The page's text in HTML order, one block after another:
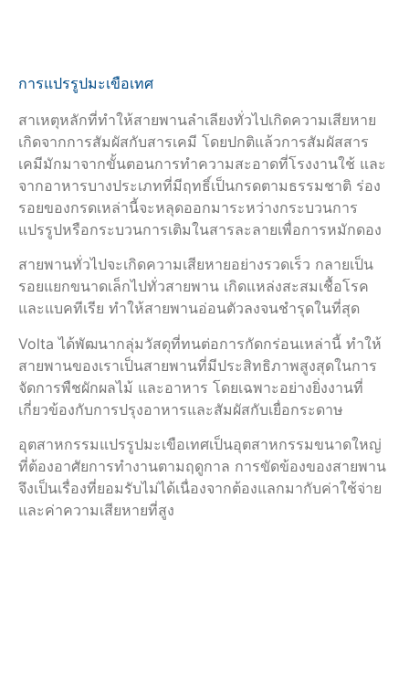
การแปรรูปมะเขือเทศ
สาเหตุหลักที่ทำให้สายพานลำเลียงทั่วไปเกิดความเสียหาย
เกิดจากการสัมผัสกับสารเคมี โดยปกติแล้วการสัมผัสสาร
เคมีมักมาจากขั้นตอนการทำความสะอาดที่โรงงานใช้ และ
จากอาหารบางประเภทที่มีฤทธิ์เป็นกรดตามธรรมชาติ ร่อง
รอยของกรดเหล่านี้จะหลุดออกมาระหว่างกระบวนการ
แปรรูปหรือกระบวนการเติมในสารละลายเพื่อการหมักดอง
สายพานทั่วไปจะเกิดความเสียหายอย่างรวดเร็ว กลายเป็น
รอยแยกขนาดเล็กไปทั่วสายพาน เกิดแหล่งสะสมเชื้อโรค
และแบคทีเรีย ทำให้สายพานอ่อนตัวลงจนชำรุดในที่สุด
Volta ได้พัฒนากลุ่มวัสดุที่ทนต่อการกัดกร่อนเหล่านี้ ทำให้
สายพานของเราเป็นสายพานที่มีประสิทธิภาพสูงสุดในการ
จัดการพืชผักผลไม้ และอาหาร โดยเฉพาะอย่างยิ่งงานที่
เกี่ยวข้องกับการปรุงอาหารและสัมผัสกับเยื่อกระดาษ
อุตสาหกรรมแปรรูปมะเขือเทศเป็นอุตสาหกรรมขนาดใหญ่
ที่ต้องอาศัยการทำงานตามฤดูกาล การขัดข้องของสายพาน
จึงเป็นเรื่องที่ยอมรับไม่ได้เนื่องจากต้องแลกมากับค่าใช้จ่าย
และค่าความเสียหายที่สูง